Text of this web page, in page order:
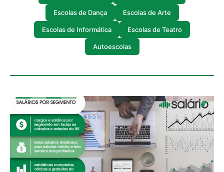
Escolas de Dança Escolas de Arte
Escolas de Informática Escolas de Teatro
Autoescolas